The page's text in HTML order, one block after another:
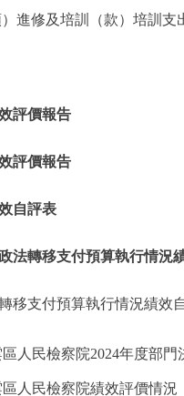
進修及培訓（款）培訓
評價報告
評價報告
自評表
法轉移支付預算執行情況
移支付預算執行情況績效
人民檢察院2024年度部門
人民檢察院績效評價情況